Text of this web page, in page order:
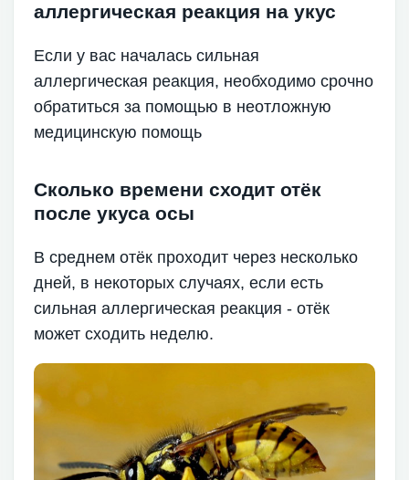
аллергическая реакция на укус
Если у вас началась сильная
аллергическая реакция, необходимо срочно
обратиться за помощью в неотложную
медицинскую помощь
Сколько времени сходит отёк
после укуса осы
В среднем отёк проходит через несколько
дней, в некоторых случаях, если есть
сильная аллергическая реакция - отёк
может сходить неделю.